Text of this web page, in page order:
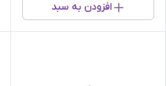
افزودن به سبد